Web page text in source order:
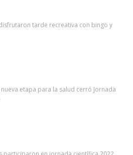
tarde recreativa con bingo y
etapa para la salud cerró Jornada